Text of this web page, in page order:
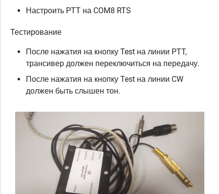
Настроить PTT на COM8 RTS
Тестирование
После нажатия на кнопку Test на линии PTT,
трансивер должен переключиться на передачу.
После нажатия на кнопку Test на линии CW
должен быть слышен тон.